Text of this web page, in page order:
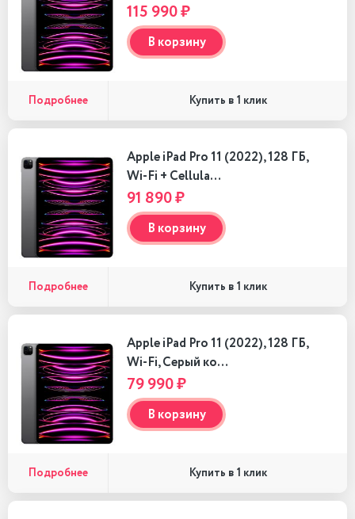
115 990 ₽
В корзину
Подробнее Купить в 1 клик
Apple iPad Pro 11 (2022), 128 ГБ,
Wi-Fi + Cellula…
91 890 ₽
В корзину
Подробнее Купить в 1 клик
Apple iPad Pro 11 (2022), 128 ГБ,
Wi-Fi, Серый ко…
79 990 ₽
В корзину
Подробнее Купить в 1 клик